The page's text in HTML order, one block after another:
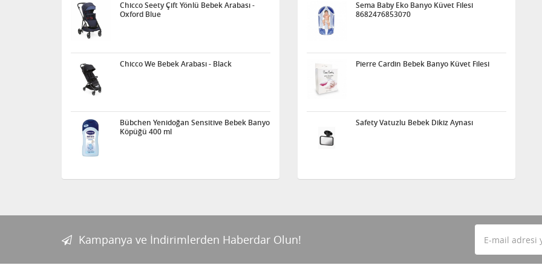
Chicco Seety Çift Yönlü Bebek Arabası -
Oxford Blue
Chicco We Bebek Arabası - Black
Bübchen Yenidoğan Sensitive Bebek Banyo
Köpüğü 400 ml
Sema Baby Eko Banyo Küvet Filesi
8682476853070
Pierre Cardin Bebek Banyo Küvet Filesi
Safety Vatuzlu Bebek Dikiz Aynası
Kampanya ve İndirimlerden Haberdar Olun!